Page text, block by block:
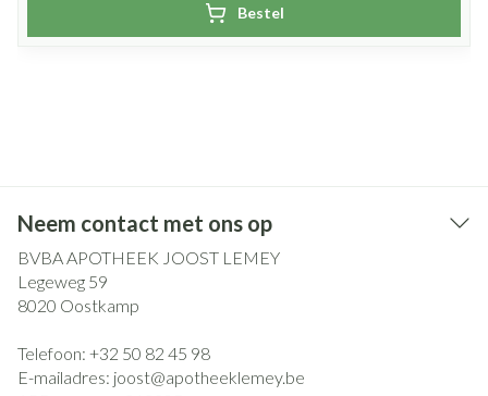
Bestel
Neem contact met ons op
BVBA APOTHEEK JOOST LEMEY
Legeweg 59
8020 Oostkamp
Telefoon: +32 50 82 45 98
E-mailadres: joost@apotheeklemey.be